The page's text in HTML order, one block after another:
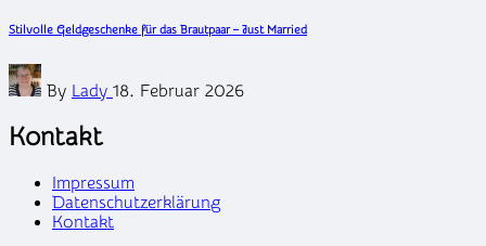
Stilvolle Geldgeschenke für das Brautpaar – Just Married
Posted
by
By Lady 18. Februar 2026
Kontakt
Impressum
Datenschutzerklärung
Kontakt